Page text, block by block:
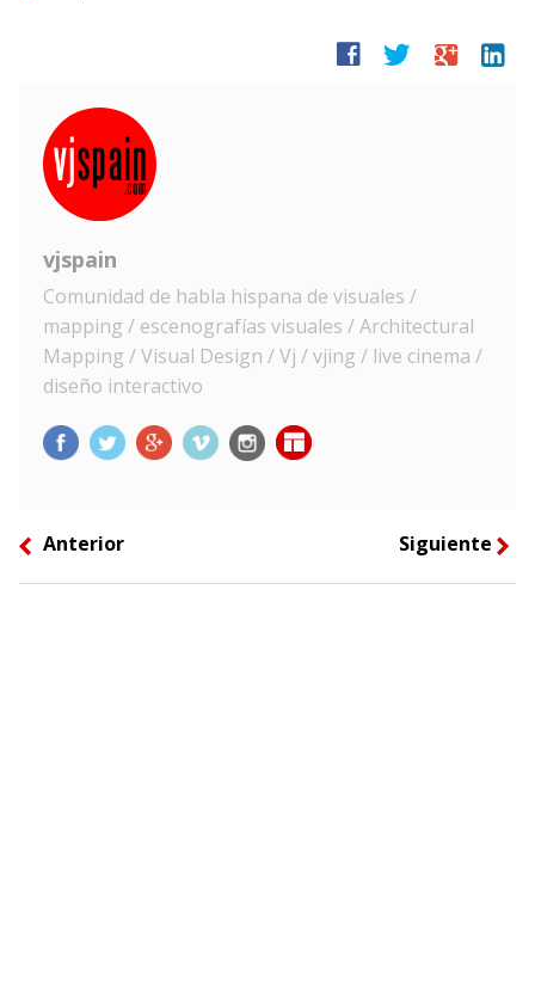
facebook twitter google linkedin
vjspain
Comunidad de habla hispana de visuales /
mapping / escenografías visuales / Architectural
Mapping / Visual Design / Vj / vjing / live cinema /
diseño interactivo
left Anterior Siguiente right